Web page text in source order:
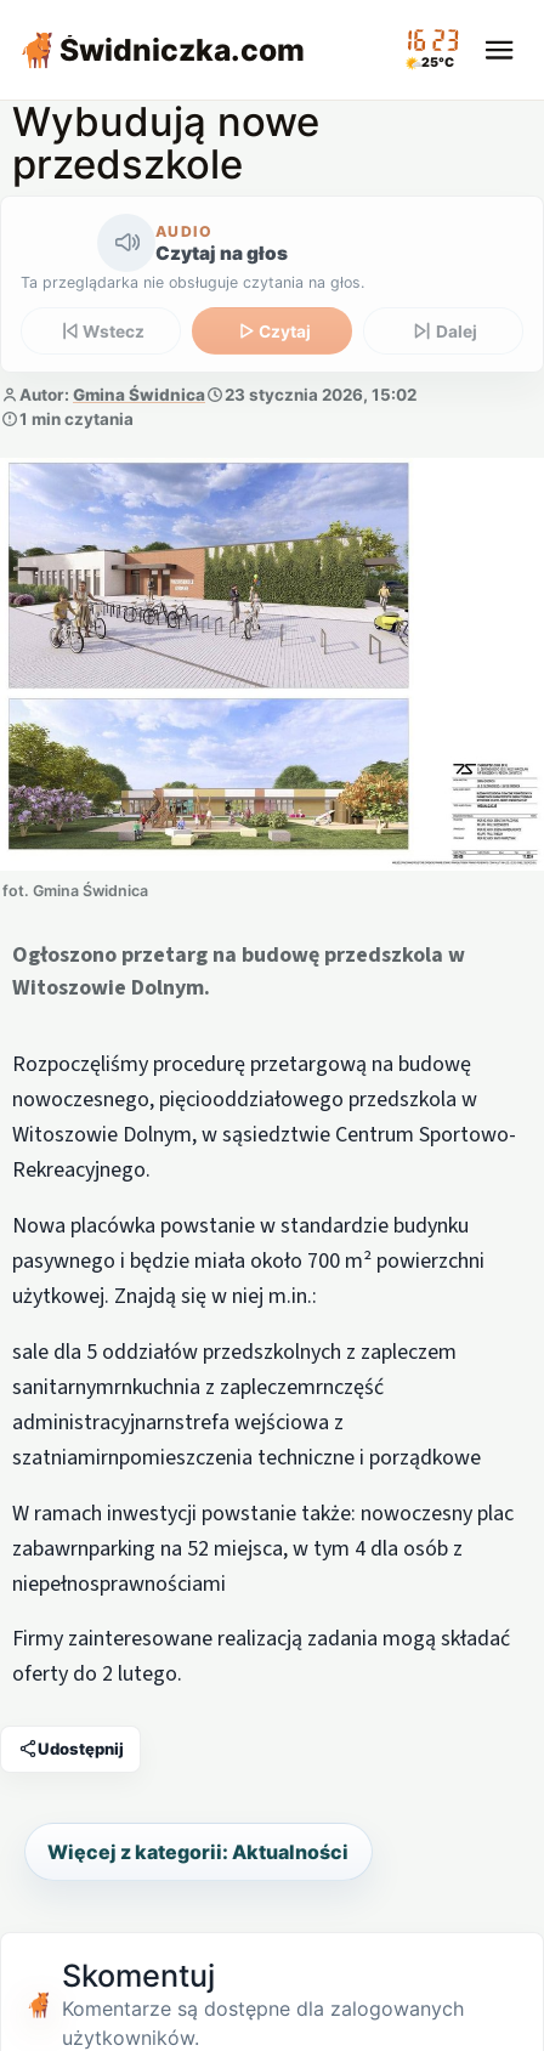
Świdniczka.com 16:23
25°C
Wybudują nowe
przedszkole
AUDIO
Czytaj na głos
Ta przeglądarka nie obsługuje czytania na głos.
Wstecz Czytaj Dalej
Autor: Gmina Świdnica
23 stycznia 2026, 15:02
1 min czytania
fot. Gmina Świdnica
Ogłoszono przetarg na budowę przedszkola w
Witoszowie Dolnym.
Rozpoczęliśmy procedurę przetargową na budowę
nowoczesnego, pięciooddziałowego przedszkola w
Witoszowie Dolnym, w sąsiedztwie Centrum Sportowo-
Rekreacyjnego.
Nowa placówka powstanie w standardzie budynku
pasywnego i będzie miała około 700 m² powierzchni
użytkowej. Znajdą się w niej m.in.:
sale dla 5 oddziałów przedszkolnych z zapleczem
sanitarnymrnkuchnia z zapleczemrnczęść
administracyjnarnstrefa wejściowa z
szatniamirnpomieszczenia techniczne i porządkowe
W ramach inwestycji powstanie także: nowoczesny plac
zabawrnparking na 52 miejsca, w tym 4 dla osób z
niepełnosprawnościami
Firmy zainteresowane realizacją zadania mogą składać
oferty do 2 lutego.
Udostępnij
Więcej z kategorii: Aktualności
Skomentuj
Komentarze są dostępne dla zalogowanych
użytkowników.